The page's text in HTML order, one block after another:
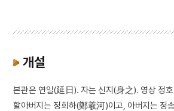
개설
본관은 연일(延日). 자는 신지(身之). 영상 정
할아버지는 정희하(鄭羲河)이고, 아버지는 정